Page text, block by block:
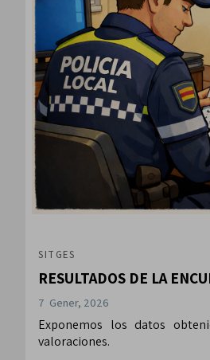
SITGES
RESULTADOS DE LA
7 Gener, 2026
Exponemos los datos
valoraciones.